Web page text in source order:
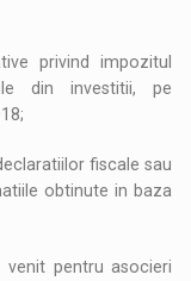
privind impozitul
din investitii, pe
fiscale sau
obtinute in baza
venit pentru asocieri